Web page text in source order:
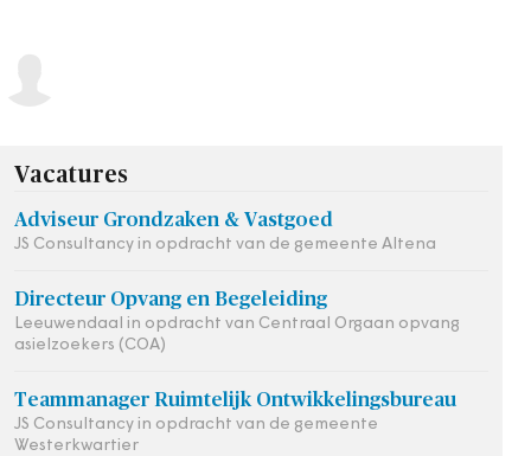
Vacatures
Adviseur Grondzaken & Vastgoed
JS Consultancy in opdracht van de gemeente Altena
Directeur Opvang en Begeleiding
Leeuwendaal in opdracht van Centraal Orgaan opvang
asielzoekers (COA)
Teammanager Ruimtelijk Ontwikkelingsbureau
JS Consultancy in opdracht van de gemeente
Westerkwartier